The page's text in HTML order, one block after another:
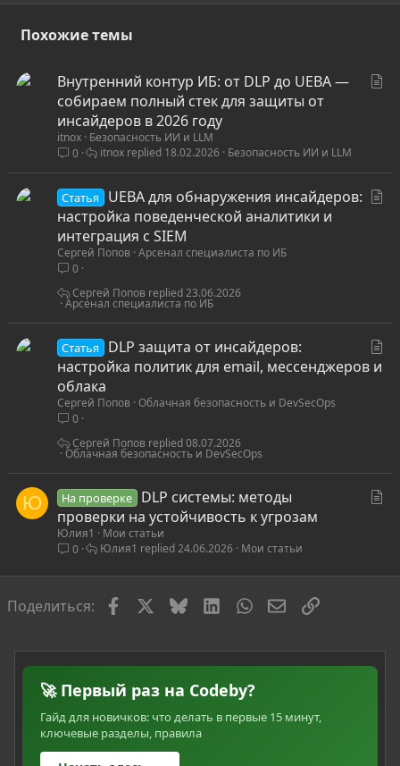
Похожие темы
я
Внутренний контур ИБ: от DLP до UEBA —
собираем полный стек для защиты от
инсайдеров в 2026 году
itnox Безопасность ИИ и LLM
0
Безопасность ИИ и LLM
18.02.2026
itnox
Статья
UEBA для обнаружения инсайдеров:
настройка поведенческой аналитики и
интеграция с SIEM
Сергей Попов Арсенал специалиста по ИБ
0
Арсенал специалиста по ИБ
23.06.2026
Сергей Попов
Статья
DLP защита от инсайдеров:
настройка политик для email, мессенджеров и
облака
Сергей Попов Облачная безопасность и DevSecOps
0
Облачная безопасность и DevSecOps
08.07.2026
Сергей Попов
Ю
ь
На проверке
DLP системы: методы
проверки на устойчивость к угрозам
Юлия1
Мои статьи
0
Мои статьи
24.06.2026
Юлия1
Поделиться: FacebookBlueskyLinkedInWhatsAppЭлектронная
Ссылка
🚀 Первый раз на Codeby?
Гайд для новичков: что делать в первые 15 минут,
ключевые разделы, правила